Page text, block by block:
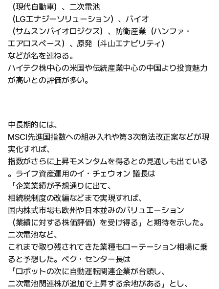
（現代自動車）、二次電池
（LGエナジーソリューション）、バイオ
（サムスンバイオロジクス）、防衛産業（ハンファ・
エアロスペース）、原発（斗山エナビリティ）
などが名を連ねる。
ハイテク株中心の米国や伝統産業中心の中国より投資魅力
が高いとの評価が多い。
中長期的には、
MSCI先進国指数への組み入れや第3次商法改正案などが現
実化すれば、
指数がさらに上昇モメンタムを得るとの見通しも出ている
。ライフ資産運用のイ・チェウォン 議長は
「企業業績が予想通りに出て、
相続税制度の改編などまで実現すれば、
国内株式市場も欧州や日本並みのバリュエーション
（業績に対する株価評価）を受け得る」と期待を示した。
二次電池など、
これまで取り残されてきた業種もローテーション相場に乗
ると予想した。ペク・センター長は
「ロボットの次に自動運転関連企業が台頭し、
二次電池関連株が追加で上昇する余地がある」とし、